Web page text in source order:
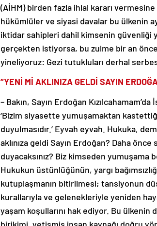
(AİHM) birden fazla ihlal kararı
hükümlüler ve siyasi davalar bu ülkenin
iktidar sahipleri dahil kimsenin
gerçekten istiyorsa, bu zulme bir an
yineliyoruz: Gezi tutukluları derhal
“YENİ Mİ AKLINIZA GELDİ SAYIN
– Bakın, Sayın Erdoğan
‘Bizim siyasette yumuşamaktan
duyulmasıdır.’ Eyvah eyvah. Hukuka,
aklınıza geldi Sayın Erdoğan? Daha
duyacaksınız? Biz kimseden
Hukukun üstünlüğünün, yargı
kutuplaşmanın bitirilmesi; tansiyonun
kurallarıyla ve gelenekleriyle yeniden
yaşam koşullarını hak ediyor. Bu